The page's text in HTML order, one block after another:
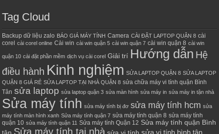
Tag Cloud
Backup dữ liệu zalo BÁO GIÁ MÁY TÍNH Camera CÀI ĐẶT LAPTOP QUẬN 8 cài
corel cài corel online Cài win cài win quận 5 cài win quận 7 cài win quận 8 cài win
quận 10 cài đặt phần mềm dịch vụ cài corel Giải trí Hướng dẫn Hệ
điều hành Kinh nghiệm SỬA LAPTOP QUẬN 8 SỬA LAPTOP
QUẬN 8 GIÁ RẺ SỬA LAPTOP TẠI NHÀ QUẬN 8 sửa chữa máy vi tính quận Bình
Tân sửa laptop sửa laptop quận 3 sửa màn hình sửa máy in sửa máy in tận nhà
Sửa máy tính sửa máy tính bị đơ sửa máy tính hcm sửa
máy tính màn hình xanh Sửa máy tính quận 7 sửa máy tính quận 8 sửa máy tính
quận 10 sửa máy tính quận 11 Sửa máy tính Quận 12 Sửa máy tính quận Bình
Sửa máy tính tại nhà sửa vi tính bình tân